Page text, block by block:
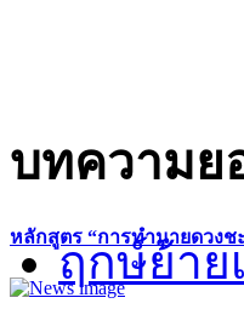
หลักสูตร “การทำนายดวงช
บทความย
ฤกษ์ย้าย